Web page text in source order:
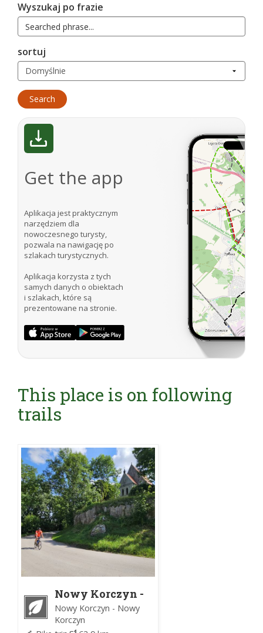
Wyszukaj po frazie
sortuj
Get the app
Aplikacja jest praktycznym
narzędziem dla
nowoczesnego turysty,
pozwala na nawigację po
szlakach turystycznych.
Aplikacja korzysta z tych
samych danych o obiektach
i szlakach, które są
prezentowane na stronie.
This place is on following
trails
Nowy Korczyn -
Wiślica - Solec-
Zdrój - Nowy
Korczyn
Nowy Korczyn - Nowy
Korczyn